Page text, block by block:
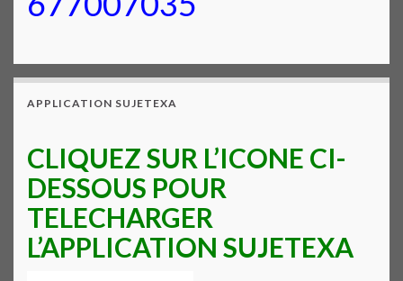
APPLICATION SUJETEXA
CLIQUEZ SUR L’ICONE CI-
DESSOUS POUR
TELECHARGER
L’APPLICATION SUJETEXA